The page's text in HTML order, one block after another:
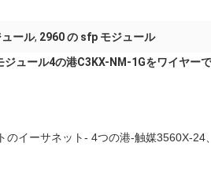
ール, 2960 の sfp モジュール
ュール4の港C3KX-NM-1Gをワイヤー
イーサネット- 4つの港-触媒3560X-24